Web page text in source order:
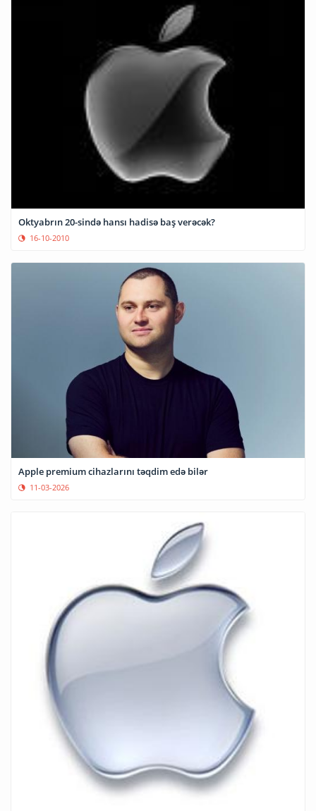
Oktyabrın 20-sində hansı hadisə baş verəcək?
16-10-2010
Apple premium cihazlarını təqdim edə bilər
11-03-2026